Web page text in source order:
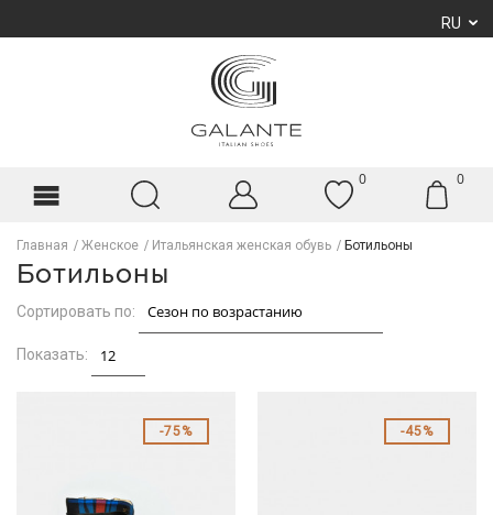
RU
0 0
Главная Женское Итальянская женская обувь Ботильоны
Ботильоны
Сортировать по:
Показать:
75% 45%